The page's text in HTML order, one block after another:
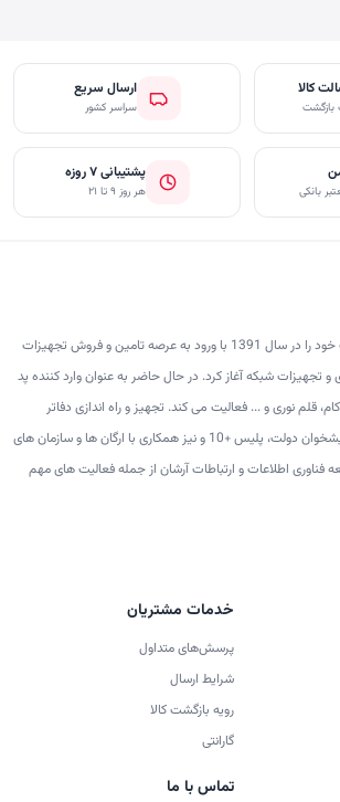
کالا ارسال سریع
سراسر کشور
بانکی
پشتیبانی ۷ روزه
هر روز ۹ تا ۲۱
فروشگاه پاسارگادتک فعالیت خود را در سال 1391 با ورود به عرصه تامین و فروش تجهیزات
و تجهیزات شبکه آغاز کرد. در حال حاضر به عنوان وارد کننده پد
قلم نوری و ... فعالیت می کند. تجهیز و راه اندازی دفاتر
خدمات الکترونیک قضایی، پیشخوان دولت، پلیس +10 و نیز همکاری با ارگان ها و سازمان های
اطلاعات و ارتباطات آرشان از جمله فعالیت های مهم
خدمات مشتریان
پرسش‌های متداول
شرایط ارسال
رویه بازگشت کالا
گارانتی
تماس با ما